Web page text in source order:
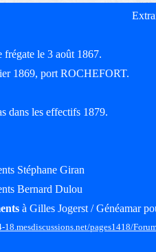
frégate le 3 août 1867.
1869, port ROCHEFORT.
dans les effectifs 1879.
Stéphane Giran
Bernard Dulou
à Gilles Jogerst / Généamar
18.mesdiscussions.net/pages1418/